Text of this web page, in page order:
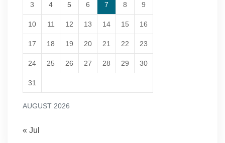
AUGUST 2026
3 4 5 6 7 8 9
10 11 12 13 14 15 16
17 18 19 20 21 22 23
24 25 26 27 28 29 30
31
« Jul